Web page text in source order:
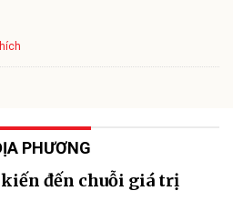
PHƯƠNG
đến chuỗi giá trị